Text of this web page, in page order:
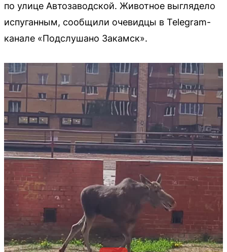
по улице Автозаводской. Животное выглядело
испуганным, сообщили очевидцы в Telegram-
канале «Подслушано Закамск».